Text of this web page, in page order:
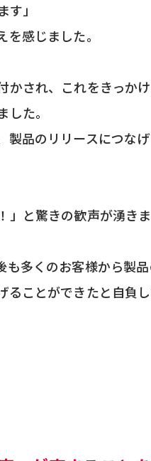
」
感じました。
かされ、これをきっか
た。
製品のリリースにつな
」と驚きの歓声が湧き
も多くのお客様から製
ることができたと自負